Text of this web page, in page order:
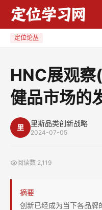
HNC
定位论丛
HNC展观
健品市场的
里 里斯品类创新战略
2024-07-05
阅读数 2,119
摘要
创新已经成为当下各品牌